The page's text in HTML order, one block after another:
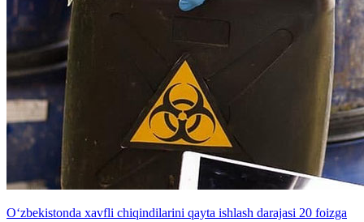
O‘zbekistonda xavfli chiqindilarini qayta ishlash darajasi 20 foizga